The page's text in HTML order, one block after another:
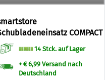
COMPACT
SORT, 300 x 200 mm
14 Stck. auf Lager
+ € 6,99 Versand nach
Deutschland